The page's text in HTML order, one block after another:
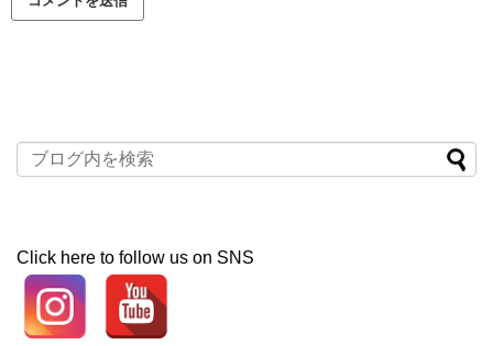
Click here to follow us on SNS